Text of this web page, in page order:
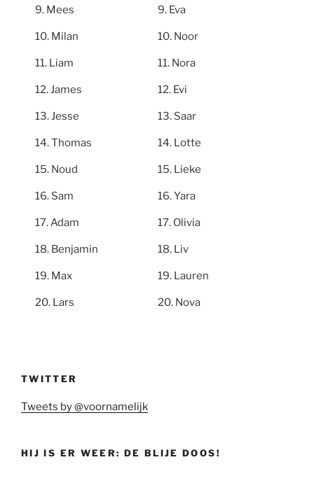
Mees
Milan
Liam
James
Jesse
Thomas
Noud
Sam
Adam
Benjamin
Max
Lars
Eva
Noor
Nora
Evi
Saar
Lotte
Lieke
Yara
Olivia
Liv
Lauren
Nova
TWITTER
Tweets by @voornamelijk
HIJ IS ER WEER: DE BLIJE DOOS!